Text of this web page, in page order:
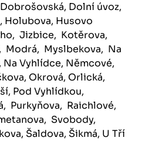
Dolní úvoz,
Holubova, Husovo
Jizbice, Kotěrova,
Modrá, Myslbekova, Na
Vyhlídce, Němcové,
Okrová, Orlická,
Pod Vyhlídkou,
Purkyňova, Raichlové,
Svobody,
Šaldova, Šikmá, U Tří